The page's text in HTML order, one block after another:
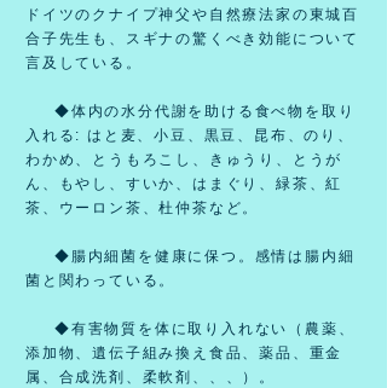
ドイツのクナイプ神父や自然療法家の東城百
合子先生も、スギナの驚くべき効能について
言及している。
◆体内の水分代謝を助ける食べ物を取り
入れる: はと麦、小豆、黒豆、昆布、のり、
わかめ、とうもろこし、きゅうり、とうが
ん、もやし、すいか、はまぐり、緑茶、紅
茶、ウーロン茶、杜仲茶など。
◆腸内細菌を健康に保つ。感情は腸内細
菌と関わっている。
◆有害物質を体に取り入れない（農薬、
添加物、遺伝子組み換え食品、薬品、重金
属、合成洗剤、柔軟剤、、、）。